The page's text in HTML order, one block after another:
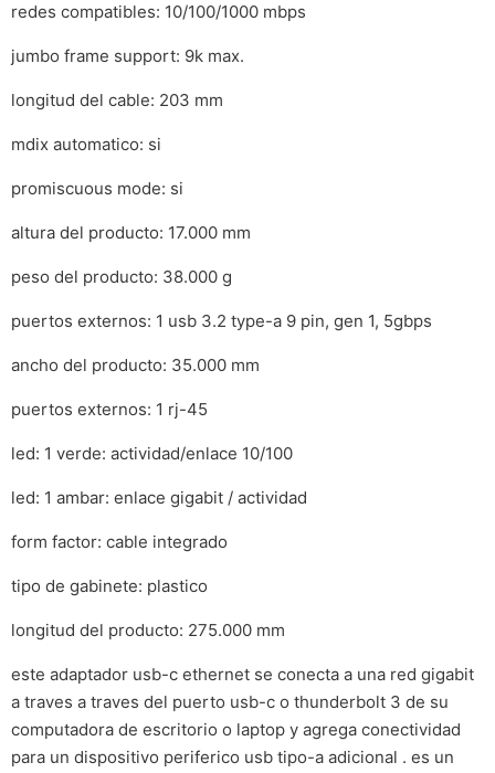
redes compatibles: 10/100/1000 mbps
jumbo frame support: 9k max.
longitud del cable: 203 mm
mdix automatico: si
promiscuous mode: si
altura del producto: 17.000 mm
peso del producto: 38.000 g
puertos externos: 1 usb 3.2 type-a 9 pin, gen 1, 5gbps
ancho del producto: 35.000 mm
puertos externos: 1 rj-45
led: 1 verde: actividad/enlace 10/100
led: 1 ambar: enlace gigabit / actividad
form factor: cable integrado
tipo de gabinete: plastico
longitud del producto: 275.000 mm
este adaptador usb-c ethernet se conecta a una red gigabit
a traves a traves del puerto usb-c o thunderbolt 3 de su
computadora de escritorio o laptop y agrega conectividad
para un dispositivo periferico usb tipo-a adicional . es un